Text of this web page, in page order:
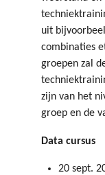
uit
combinaties
groepen zal
zijn van het
groep en de
Data cursus
20 sept.